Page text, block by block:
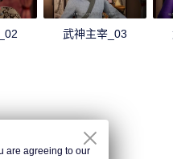
武神主宰_03
are agreeing to our